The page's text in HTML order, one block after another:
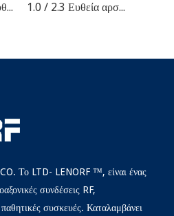
1,0 / 2.3 Γυναίκα ευθεία για υποδοχή RF PCB 1.0 / 2.3 Ευθεία αρσενικά πρεσαρίσματα για υποδοχή ST212 RF
Το LTD- LENORF ™, είναι ένας
συνδέσεις RF,
συσκευές. Καταλαμβάνει